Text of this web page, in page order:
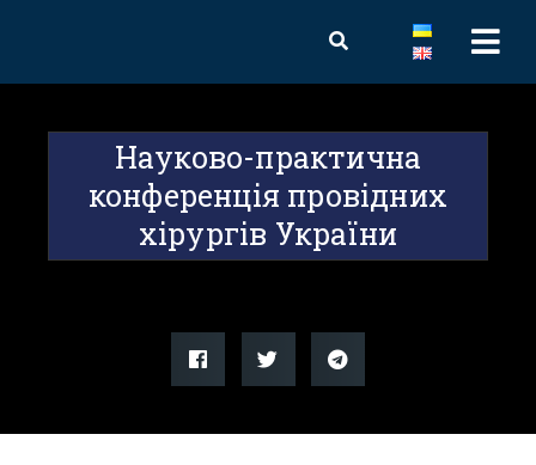
Науково-практична
конференція провідних
хірургів України